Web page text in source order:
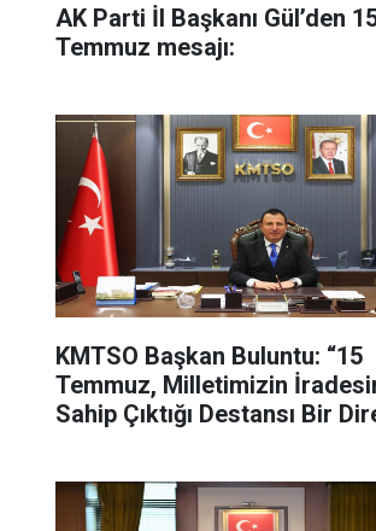
AK Parti İl Başkanı Gül’den
Temmuz mesajı:
KMTSO Başkan Buluntu: “15
Temmuz, Milletimizin
Sahip Çıktığı Destansı Bir